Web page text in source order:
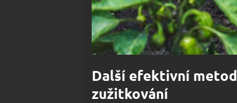
Další efektivní
zužitkování